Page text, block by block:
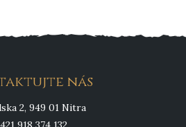
nás
2, 949 01 Nitra